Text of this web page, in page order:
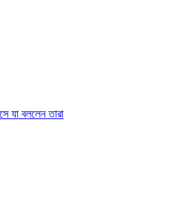
যা বললেন তারা